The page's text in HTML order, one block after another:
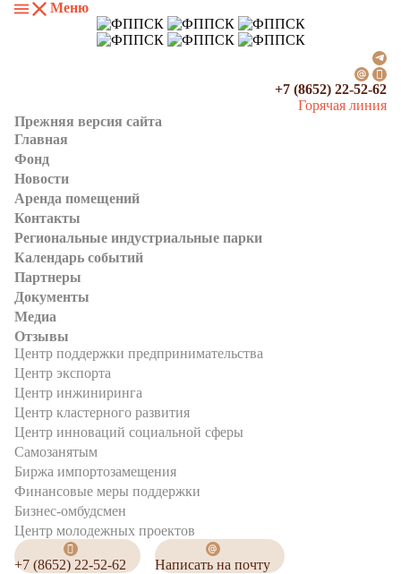
Меню
+7 (8652) 22-52-62
Горячая линия
Прежняя версия сайта
Главная
Фонд
Новости
Аренда помещений
Контакты
Региональные индустриальные парки
Календарь событий
Партнеры
Документы
Медиа
Отзывы
Центр поддержки предпринимательства
Центр экспорта
Центр инжиниринга
Центр кластерного развития
Центр инноваций социальной сферы
Cамозанятым
Биржа импортозамещения
Финансовые меры поддержки
Бизнес-омбудсмен
Центр молодежных проектов
+7 (8652) 22-52-62 Написать на почту